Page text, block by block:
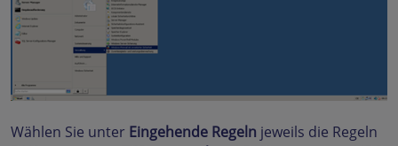
Wählen Sie unter Eingehende Regeln jeweils die Regeln